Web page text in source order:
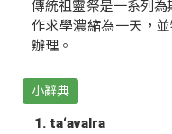
傳統祖靈祭是一系列
作求學濃縮為一天，
辦理。
小辭典
ta‘avalra